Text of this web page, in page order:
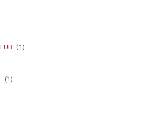
(1)
(1)